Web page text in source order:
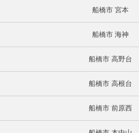
船橋市 宮本
船橋市 海神
船橋市 高野台
船橋市 高根台
船橋市 前原西